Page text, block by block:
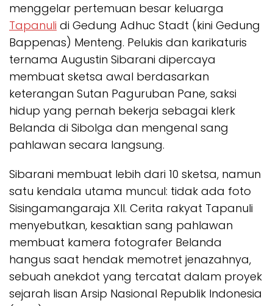
menggelar pertemuan besar keluarga
Tapanuli di Gedung Adhuc Stadt (kini Gedung
Bappenas) Menteng. Pelukis dan karikaturis
ternama Augustin Sibarani dipercaya
membuat sketsa awal berdasarkan
keterangan Sutan Paguruban Pane, saksi
hidup yang pernah bekerja sebagai klerk
Belanda di Sibolga dan mengenal sang
pahlawan secara langsung.
Sibarani membuat lebih dari 10 sketsa, namun
satu kendala utama muncul: tidak ada foto
Sisingamangaraja XII. Cerita rakyat Tapanuli
menyebutkan, kesaktian sang pahlawan
membuat kamera fotografer Belanda
hangus saat hendak memotret jenazahnya,
sebuah anekdot yang tercatat dalam proyek
sejarah lisan Arsip Nasional Republik Indonesia